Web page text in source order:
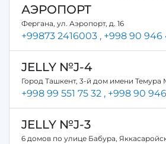
АЭРОПОРТ
Фергана, ул. Аэропорт, д. 16
+99873 2416003 , +998 90 946
JELLY №J-4
Город Ташкент, 3-й дом имени Темура
+998 99 551 75 32 , +998 90
JELLY №J-3
6 домов по улице Бабура,